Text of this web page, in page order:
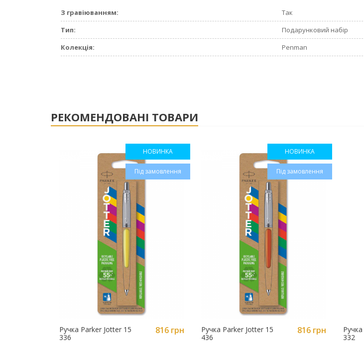
З гравіюванням:
Так
Тип:
Подарунковий набір
Колекція:
Penman
РЕКОМЕНДОВАНІ ТОВАРИ
НОВИНКА
Під замовлення
Ручка Parker Jotter 15
336
816 грн
НОВИНКА
Під замовлення
Ручка Parker Jotter 15
436
816 грн
332